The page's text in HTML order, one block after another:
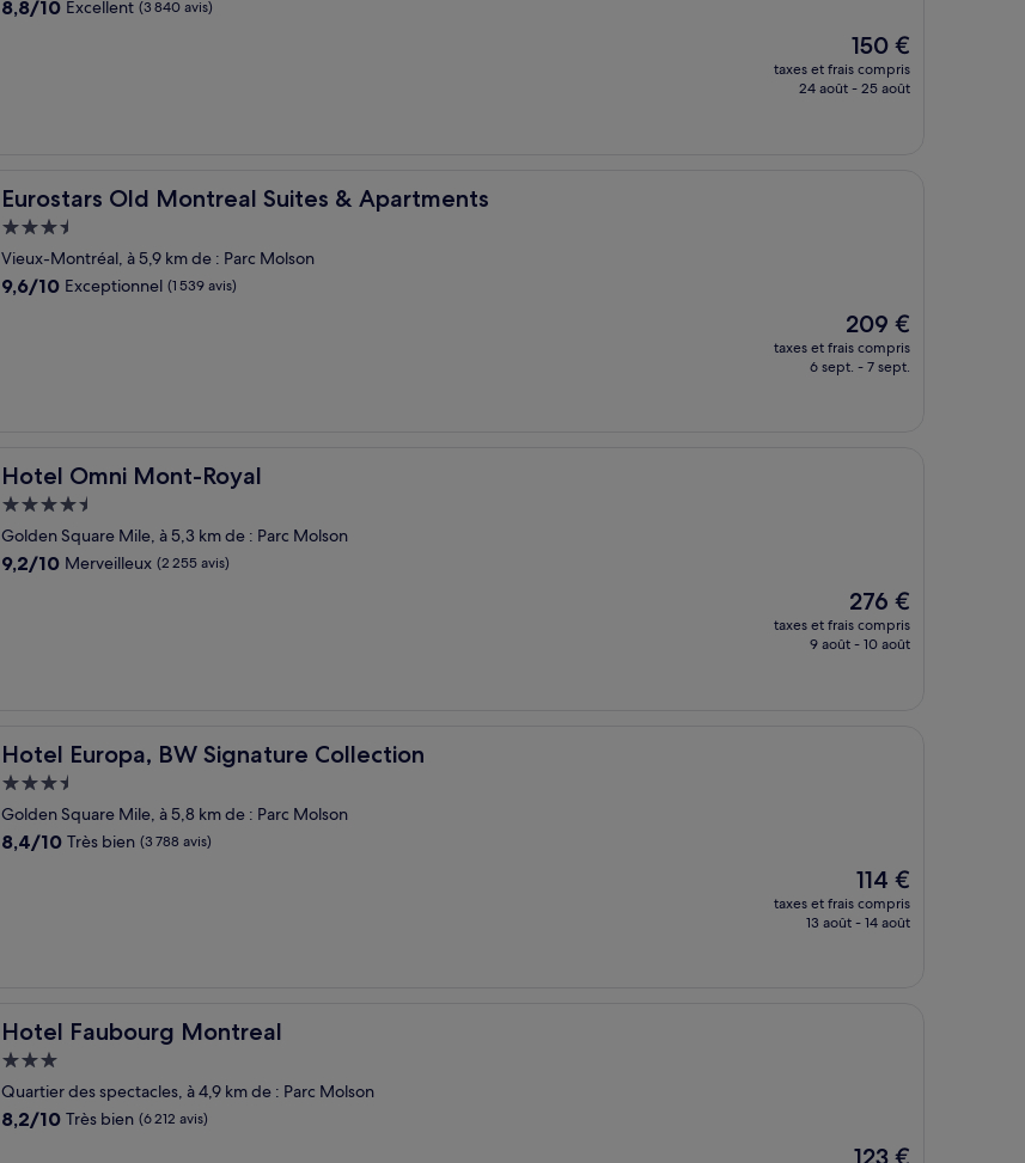
8.8
8,8/10 Excellent (3 840 avis)
Le
nouveau
prix
150 €
taxes et frais compris
24 août - 25 août
Eurostars Old Montreal Suites & Apartments
Eurostars Old Montreal Suites & Apartments
Hébergement
3.5 étoiles
Vieux-Montréal, à 5,9 km de : Parc Molson
9.6
9,6/10 Exceptionnel (1 539 avis)
Le
nouveau
prix
209 €
taxes et frais compris
6 sept. - 7 sept.
Hotel Omni Mont-Royal
Hotel Omni Mont-Royal
Hébergement
4.5 étoiles
Golden Square Mile, à 5,3 km de : Parc Molson
9.2
9,2/10 Merveilleux (2 255 avis)
Le
nouveau
prix
276 €
taxes et frais compris
9 août - 10 août
Hotel Europa, BW Signature Collection
Hotel Europa, BW Signature Collection
Hébergement
3.5 étoiles
Golden Square Mile, à 5,8 km de : Parc Molson
8.4
8,4/10 Très bien (3 788 avis)
Le
nouveau
prix
114 €
taxes et frais compris
13 août - 14 août
Hotel Faubourg Montreal
Hotel Faubourg Montreal
Hébergement
3.0 étoiles
Quartier des spectacles, à 4,9 km de : Parc Molson
8.2
8,2/10 Très bien (6 212 avis)
Le
123 €